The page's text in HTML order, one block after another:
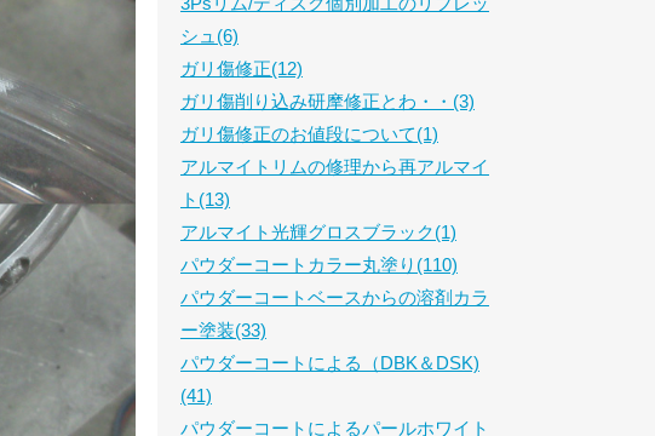
シュ(6)
ガリ傷修正(12)
ガリ傷削り込み研摩修正とわ・・(3)
ガリ傷修正のお値段について(1)
アルマイトリムの修理から再アルマイ
ト(13)
アルマイト光輝グロスブラック(1)
パウダーコートカラー丸塗り(110)
パウダーコートベースからの溶剤カラ
ー塗装(33)
パウダーコートによる（DBK＆DSK)
(41)
パウダーコートによるパールホワイト